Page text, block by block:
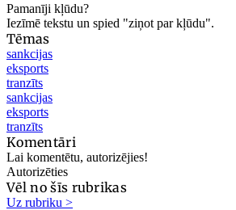
Pamanīji kļūdu?
Iezīmē tekstu un spied "ziņot par kļūdu".
Tēmas
sankcijas
eksports
tranzīts
sankcijas
eksports
tranzīts
Komentāri
Lai komentētu, autorizējies!
Autorizēties
Vēl no šīs rubrikas
Uz rubriku >